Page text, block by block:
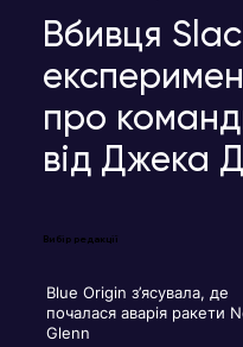
Вбивця
про
від Джека
Вибір редакції
Blue Origin з’ясувала, де
почалася аварія ракети
Glenn